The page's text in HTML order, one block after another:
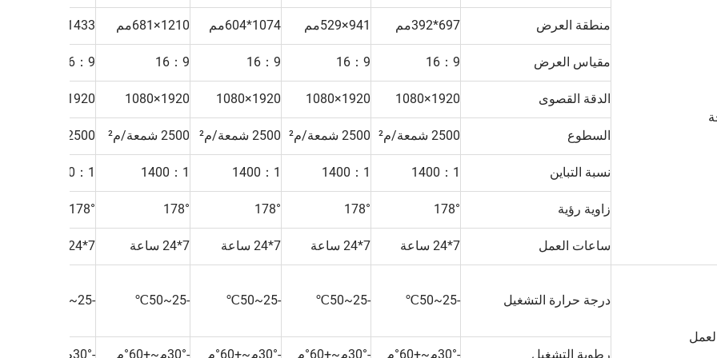
منطقة العرض 697*392مم 941×529مم 1074*604مم 1210×681مم 1433*808مم
مقياس العرض 16：9
16：9
16：9
16：9
16：9
الدقة القصوى 1920×1080
1920×1080
1920×1080
1920×1080
1920×1080
السطوع 2500 شمعة/م² 2500 شمعة/م² 2500 شمعة/م² 2500 شمعة/م² 2500 شمعة/م²
نسبة التباين 1400：1
1400：1
1400：1
1400：1
1400：1
زاوية رؤية 178°
178°
178°
178°
178°
ساعات العمل 7*24 ساعة 7*24 ساعة 7*24 ساعة 7*24 ساعة 7*24 ساعة
درجة حرارة التشغيل -25~50℃
-25~50℃
-25~50℃
-25~50℃
-25~50℃
رطوبة التشغيل -30°م~+60°م -30°م~+60°م -30°م~+60°م -30°م~+60°م -30°م~+60°م